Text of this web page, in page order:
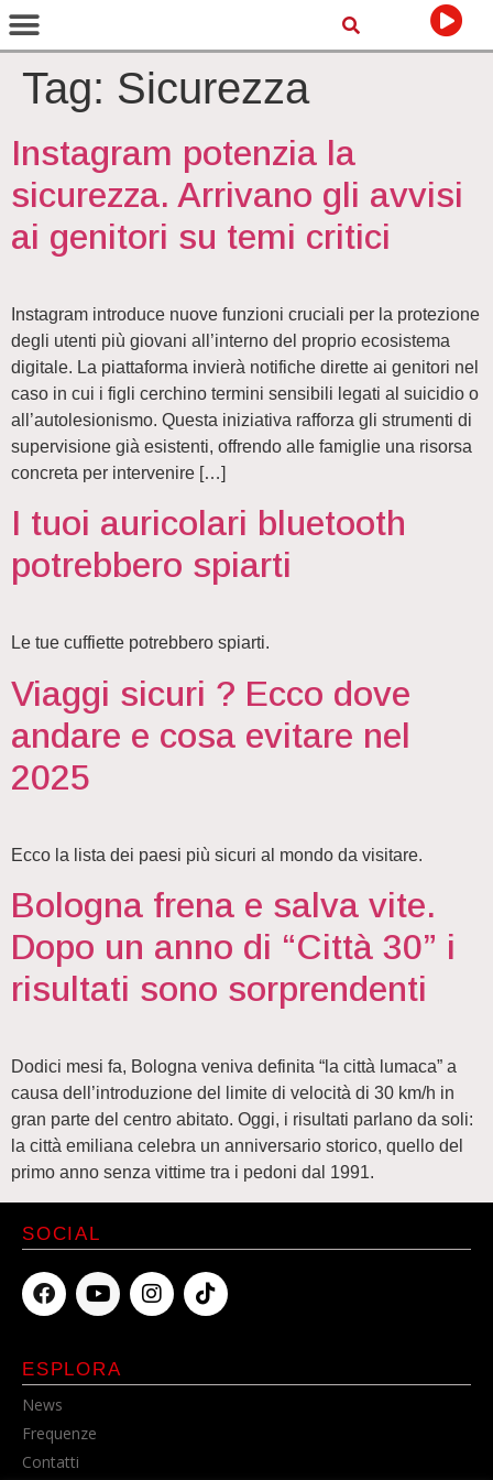
Tag: Sicurezza
Instagram potenzia la
sicurezza. Arrivano gli avvisi
ai genitori su temi critici
Instagram introduce nuove funzioni cruciali per la protezione
degli utenti più giovani all’interno del proprio ecosistema
digitale. La piattaforma invierà notifiche dirette ai genitori nel
caso in cui i figli cerchino termini sensibili legati al suicidio o
all’autolesionismo. Questa iniziativa rafforza gli strumenti di
supervisione già esistenti, offrendo alle famiglie una risorsa
concreta per intervenire […]
I tuoi auricolari bluetooth
potrebbero spiarti
Le tue cuffiette potrebbero spiarti.
Viaggi sicuri ? Ecco dove
andare e cosa evitare nel
2025
Ecco la lista dei paesi più sicuri al mondo da visitare.
Bologna frena e salva vite.
Dopo un anno di “Città 30” i
risultati sono sorprendenti
Dodici mesi fa, Bologna veniva definita “la città lumaca” a
causa dell’introduzione del limite di velocità di 30 km/h in
gran parte del centro abitato. Oggi, i risultati parlano da soli:
la città emiliana celebra un anniversario storico, quello del
primo anno senza vittime tra i pedoni dal 1991.
ESPLORA
News
Frequenze
Contatti
SOCIAL